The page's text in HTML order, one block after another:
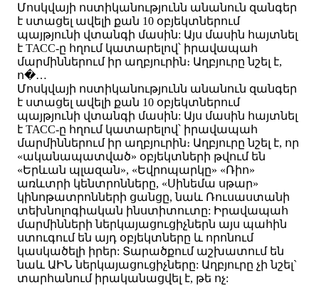
Մոսկվայի ոստիկանությունն անանուն զանգեր
է ստացել ավելի քան 10 օբյեկտներում
պայթյունի վտանգի մասին: Այս մասին հայտնել
է ТАСС-ը հղում կատարելով՝ իրավապահ
մարմիններում իր աղբյուրին։ Աղբյուրը նշել է,
ո�…
Մոսկվայի ոստիկանությունն անանուն զանգեր
է ստացել ավելի քան 10 օբյեկտներում
պայթյունի վտանգի մասին: Այս մասին հայտնել
է ТАСС-ը հղում կատարելով՝ իրավապահ
մարմիններում իր աղբյուրին։ Աղբյուրը նշել է, որ
«ականապատված» օբյեկտների թվում են
«Երևան պլազան», «Եվրոպարկը» «Ռիո»
առևտրի կենտրոնները, «Սինեմա սթար»
կինոթատրոնների ցանցը, նաև Ռուսաստանի
տեխնոլոգիական ինստիտուտը: Իրավապահ
մարմինների ներկայացուցիչներն այս պահին
ստուգում են այդ օբյեկտները և որոնում
կասկածելի իրեր: Տարածքում աշխատում են
նաև ԱԻՆ ներկայացուցիչները: Աղբյուրը չի նշել`
տարհանում իրականացվել է, թե ոչ: